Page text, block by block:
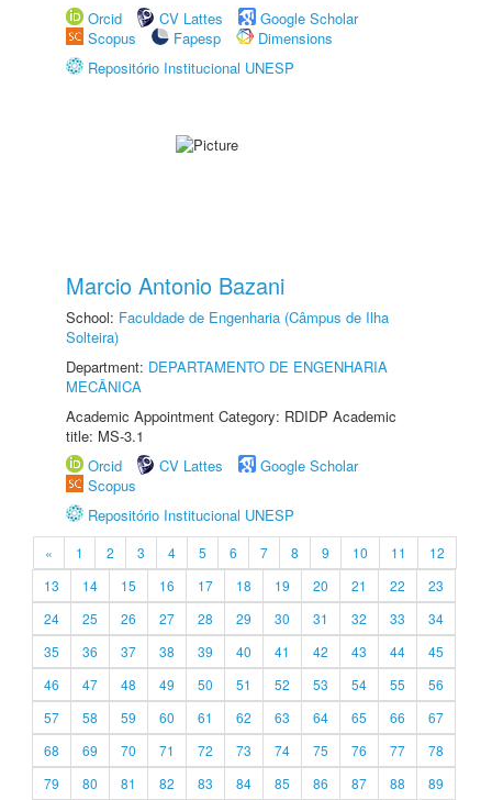
Orcid
CV Lattes
Google Scholar
Scopus
Fapesp
Dimensions
Repositório Institucional UNESP
Marcio Antonio Bazani
School: Faculdade de Engenharia (Câmpus de Ilha
Solteira)
Department: DEPARTAMENTO DE ENGENHARIA
MECÂNICA
Academic Appointment Category: RDIDP Academic
title: MS-3.1
Orcid
CV Lattes
Google Scholar
Scopus
Repositório Institucional UNESP
« 1 2 3 4 5 6 7 8 9 10 11
12
13
14 15 16 17 18 19 20 21 22
23
24
25 26 27 28 29 30 31 32 33
34
35
36 37 38 39 40 41 42 43 44
45
46
47 48 49 50 51 52 53 54 55
56
57
58 59 60 61 62 63 64 65 66
67
68
69 70 71 72 73 74 75 76 77
78
79
80 81 82 83 84 85 86 87 88
89